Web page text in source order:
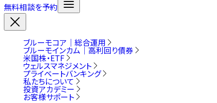
無料相談を予約
ブルーモコア｜総合運用
ブルーモインカム｜高利回り債券
米国株・ETF
ウェルスマネジメント
プライベートバンキング
私たちについて
投資アカデミー
お客様サポート